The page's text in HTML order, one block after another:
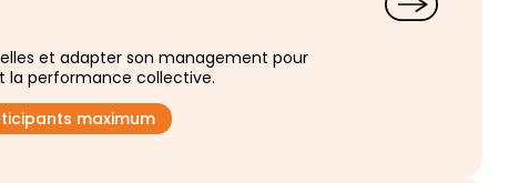
et adapter son management pour
la performance collective.
maximum